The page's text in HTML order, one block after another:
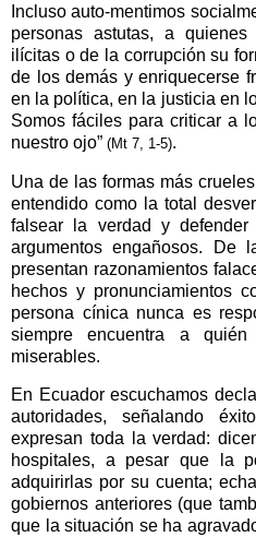
Incluso auto-mentimos
personas astutas, a
ilícitas o de la corrupción su
de los demás y enriquecerse
en la política, en la justicia en
Somos fáciles para criticar a
nuestro ojo” (Mt 7, 1-5).
Una de las formas más
entendido como la total
falsear la verdad y
argumentos engañosos. De
presentan razonamientos
hechos y pronunciamientos
persona cínica nunca es
siempre encuentra a
miserables.
En Ecuador escuchamos
autoridades, señalando
expresan toda la verdad:
hospitales, a pesar que la
adquirirlas por su cuenta;
gobiernos anteriores (que
que la situación se ha